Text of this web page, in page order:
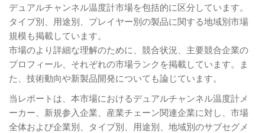
デュアルチャンネル温度計市場を包括的に区分しています。
タイプ別、用途別、プレイヤー別の製品に関する地域別市場
規模も掲載しています。
市場のより詳細な理解のために、競合状況、主要競合企業の
プロフィール、それぞれの市場ランクを掲載しています。ま
た、技術動向や新製品開発についても論じています。
当レポートは、本市場におけるデュアルチャンネル温度計メ
ーカー、新規参入企業、産業チェーン関連企業に対し、市場
全体および企業別、タイプ別、用途別、地域別のサブセグメ